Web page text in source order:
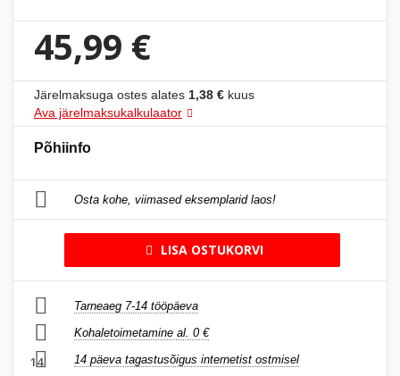
45,99 €
Järelmaksuga ostes alates 1,38 € kuus
Ava järelmaksukalkulaator
Põhiinfo
Osta kohe, viimased eksemplarid laos!
LISA OSTUKORVI
Tarneaeg 7-14 tööpäeva
Kohaletoimetamine al. 0 €
14 14 päeva tagastusõigus internetist ostmisel
Mänguasjad
Auto